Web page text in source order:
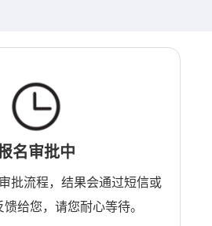
名审批中
批流程，结果会通过短信或
给您，请您耐心等待。